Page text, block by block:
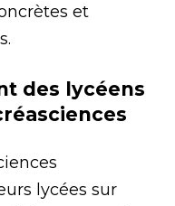
et
des lycéens
lycées sur